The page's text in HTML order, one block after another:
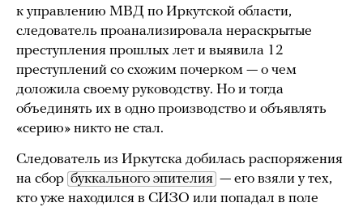
к управлению МВД по Иркутской области,
следователь проанализировала нераскрытые
преступления прошлых лет и выявила 12
преступлений со схожим почерком — о чем
доложила своему руководству. Но и тогда
объединять их в одно производство и объявлять
«серию» никто не стал.
Следователь из Иркутска добилась распоряжения
на сбор буккального эпителия — его взяли у тех,
кто уже находился в СИЗО или попадал в поле